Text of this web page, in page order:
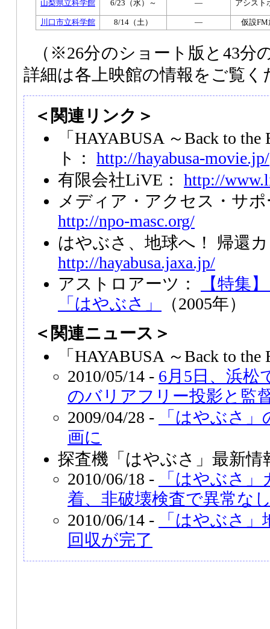
山梨県立科学館 6/23（水）～ ― アシスト
川口市立科学館 8/14（土） ― 仮設FM
（※26分のショート版と43分
詳細は各上映館の情報をご覧く
＜関連リンク＞
「HAYABUSA ～Back to
ト： http://hayabusa-movie.jp/
有限会社LiVE： http://
メディア・アクセス・サ
http://npo-masc.org/
はやぶさ、地球へ！ 帰還
http://hayabusa.jaxa.jp/
アストロアーツ：
【特集
「はやぶさ」
（2005年）
＜関連ニュース＞
「HAYABUSA ～Back to the
2010/05/14 - 6月5日、浜松
のバリアフリー投影と監
2009/04/28 -
「はやぶさ
画に
探査機「はやぶさ」最新情
2010/06/18 -
「はやぶさ
着、非破壊検査で異常な
2010/06/14 -
「はやぶさ
回収が完了